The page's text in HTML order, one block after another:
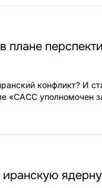
плане
конфликт? И
«САСС уполномочен
иранскую